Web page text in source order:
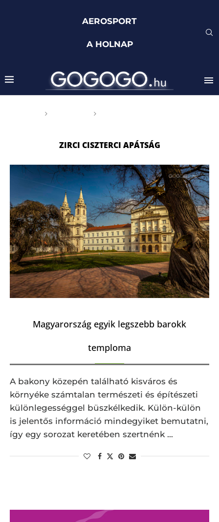
AEROSPORT
A HOLNAP
ZIRCI CISZTERCI APÁTSÁG
Magyarország egyik legszebb barokk
temploma
A bakony közepén található kisváros és
környéke számtalan természeti és építészeti
különlegességgel büszkélkedik. Külön-külön
is jelentős információ mindegyiket bemutatni,
így egy sorozat keretében szertnénk …